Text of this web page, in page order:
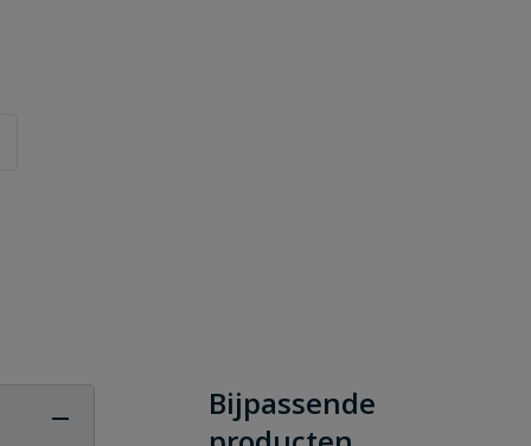
Bijpassende